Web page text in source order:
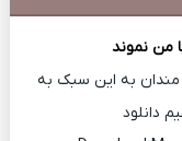
من نموند
مندان به این سبک به
دانلود